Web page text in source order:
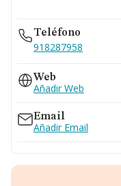
Teléfono
918287958
Web
Añadir Web
Email
Añadir Email